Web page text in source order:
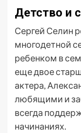
Детство и
Сергей Селин
многодетной
ребенком в
еще двое
актера,
любящими и
всегда
начинаниях.